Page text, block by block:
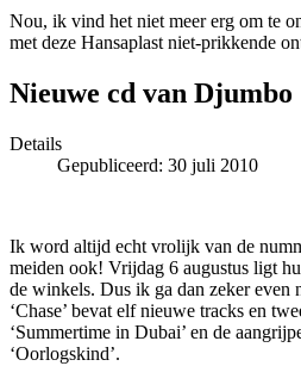
Nou, ik vind het niet meer erg om te
met deze Hansaplast niet-prikkende
Nieuwe cd van Djumbo
Details
Gepubliceerd: 30 juli 2010
Ik word altijd echt vrolijk van de
meiden ook! Vrijdag 6 augustus ligt
de winkels. Dus ik ga dan zeker even
‘Chase’ bevat elf nieuwe tracks en
‘Summertime in Dubai’ en de
‘Oorlogskind’.